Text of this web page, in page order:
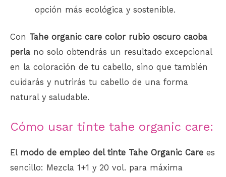
opción más ecológica y sostenible.
Con Tahe organic care color rubio oscuro caoba
perla no solo obtendrás un resultado excepcional
en la coloración de tu cabello, sino que también
cuidarás y nutrirás tu cabello de una forma
natural y saludable.
Cómo usar tinte tahe organic care:
El modo de empleo del tinte Tahe Organic Care es
sencillo: Mezcla 1+1 y 20 vol. para máxima